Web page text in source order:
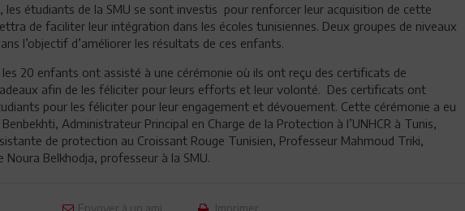
les étudiants de la SMU se sont investis pour renforcer leur acquisition de cette
de faciliter leur intégration dans les écoles tunisiennes. Deux groupes de niveaux
l’objectif d’améliorer les résultats de ces enfants.
20 enfants ont assisté à une cérémonie où ils ont reçu des certificats de
afin de les féliciter pour leurs efforts et leur volonté. Des certificats ont
pour les féliciter pour leur engagement et dévouement. Cette cérémonie a eu
Administrateur Principal en Charge de la Protection à l’UNHCR à Tunis,
de protection au Croissant Rouge Tunisien, Professeur Mahmoud Triki,
Noura Belkhodja, professeur à la SMU.
Envoyer à un ami Imprimer